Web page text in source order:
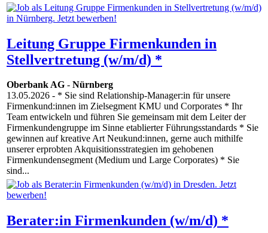
Leitung Gruppe Firmenkunden in
Stellvertretung (w/m/d) *
Oberbank AG - Nürnberg
13.05.2026 - * Sie sind Relationship-Manager:in für unsere
Firmenkund:innen im Zielsegment KMU und Corporates * Ihr
Team entwickeln und führen Sie gemeinsam mit dem Leiter der
Firmenkundengruppe im Sinne etablierter Führungsstandards * Sie
gewinnen auf kreative Art Neukund:innen, gerne auch mithilfe
unserer erprobten Akquisitionsstrategien im gehobenen
Firmenkundensegment (Medium und Large Corporates) * Sie
sind...
Berater:in Firmenkunden (w/m/d) *